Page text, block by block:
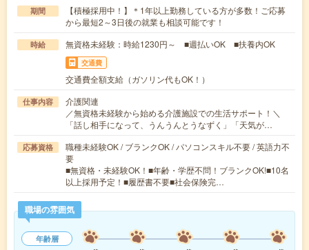
期間
【積極採用中！】＊1年以上勤務している方が多数！ご応募
から最短2～3日後の就業も相談可能です！
時給 無資格未経験：時給1230円～ ■週払いOK ■扶養内OK
交通費
交通費全額支給（ガソリン代もOK！）
仕事内容
介護関連
／無資格未経験から始める介護施設での生活サポート！＼
「話し相手になって、うんうんとうなずく」「天気が…
応募資格
職種未経験OK / ブランクOK / パソコンスキル不要 / 英語力不
要
■無資格・未経験OK！■年齢・学歴不問！ブランクOK!■10名
以上採用予定！■履歴書不要■社会保険完…
職場の雰囲気
年齢層